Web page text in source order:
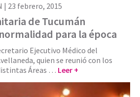
| 23 febrero, 2015
de Tucumán
para la época
Ejecutivo Médico del
quien se reunió con los
Áreas … Leer +